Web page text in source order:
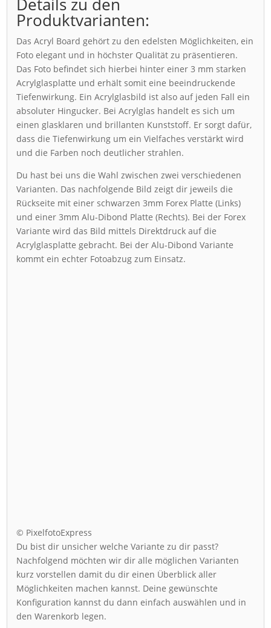
Produktvarianten:
Das Acryl Board gehört zu den edelsten Möglichkeiten, ein
Foto elegant und in höchster Qualität zu präsentieren.
Das Foto befindet sich hierbei hinter einer 3 mm starken
Acrylglasplatte und erhält somit eine beeindruckende
Tiefenwirkung. Ein Acrylglasbild ist also auf jeden Fall ein
absoluter Hingucker. Bei Acrylglas handelt es sich um
einen glasklaren und brillanten Kunststoff. Er sorgt dafür,
dass die Tiefenwirkung um ein Vielfaches verstärkt wird
und die Farben noch deutlicher strahlen.
Du hast bei uns die Wahl zwischen zwei verschiedenen
Varianten. Das nachfolgende Bild zeigt dir jeweils die
Rückseite mit einer schwarzen 3mm Forex Platte (Links)
und einer 3mm Alu-Dibond Platte (Rechts). Bei der Forex
Variante wird das Bild mittels Direktdruck auf die
Acrylglasplatte gebracht. Bei der Alu-Dibond Variante
kommt ein echter Fotoabzug zum Einsatz.
© PixelfotoExpress
Du bist dir unsicher welche Variante zu dir passt?
Nachfolgend möchten wir dir alle möglichen Varianten
kurz vorstellen damit du dir einen Überblick aller
Möglichkeiten machen kannst. Deine gewünschte
Konfiguration kannst du dann einfach auswählen und in
den Warenkorb legen.